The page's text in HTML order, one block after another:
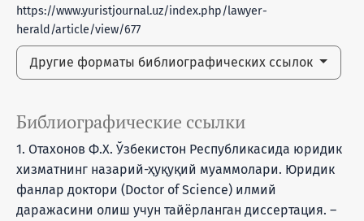
https://www.yuristjournal.uz/index.php/lawyer-
herald/article/view/677
Другие форматы библиографических ссылок
Библиографические ссылки
1. Отахонов Ф.Х. Ўзбекистон Республикасида юридик
хизматнинг назарий-ҳуқуқий муаммолари. Юридик
фанлар доктори (Doctor of Science) илмий
даражасини олиш учун тайёрланган диссертация. –